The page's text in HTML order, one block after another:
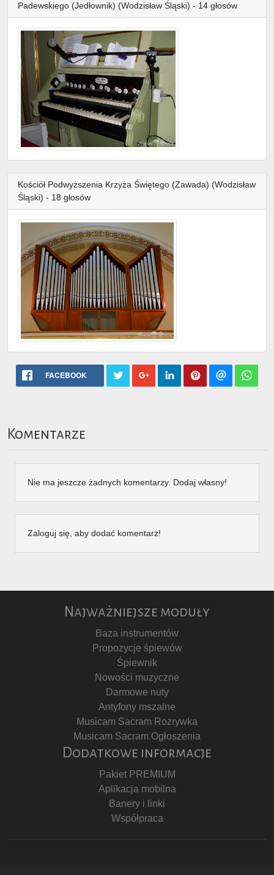
Padewskiego (Jedłownik) (Wodzisław Śląski) - 14 głosów
Kościół Podwyższenia Krzyża Świętego (Zawada) (Wodzisław
Śląski) - 18 głosów
FACEBOOK
Komentarze
Nie ma jeszcze żadnych komentarzy. Dodaj własny!
Zaloguj się, aby dodać komentarz!
Najważniejsze moduły
Baza instrumentów
Propozycje śpiewów
Śpiewnik
Nowości muzyczne
Darmowe nuty
Antyfony mszalne
Musicam Sacram Rozrywka
Musicam Sacram Ogłoszenia
Dodatkowe informacje
Pakiet PREMIUM
Aplikacja mobilna
Banery i linki
Współpraca